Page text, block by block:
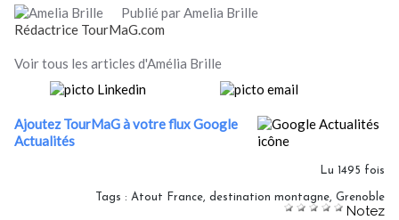
Publié par Amelia Brille
Rédactrice TourMaG.com
Voir tous les articles d'Amélia Brille
Ajoutez TourMaG à votre flux Google
Actualités
Lu 1495 fois
Tags : Atout France, destination montagne, Grenoble
Notez